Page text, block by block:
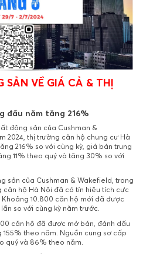
SẢN VỀ GIÁ CẢ & THỊ
đầu năm tăng 216%
động sản của Cushman &
2024, thị trường căn hộ chung cư Hà
216% so với cùng kỳ, giá bán trung
11% theo quý và tăng 30% so với
sản của Cushman & Wakefield, trong
căn hộ Hà Nội đã có tín hiệu tích cực
10.800 căn hộ mới đã được
so với cùng kỳ năm trước.
căn hộ đã được mở bán, đánh dấu
theo năm. Nguồn cung sơ cấp
quý và 86% theo năm.